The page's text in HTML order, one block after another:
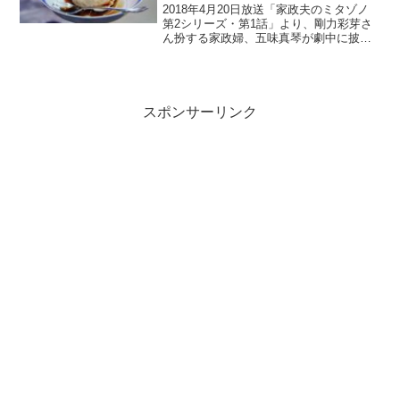
した家事テク(2018.4.20)
2018年4月20日放送「家政夫のミタゾノ
第2シリーズ・第1話」より、剛力彩芽さ
ん扮する家政婦、五味真琴が劇中に披露
スポンサーリンク